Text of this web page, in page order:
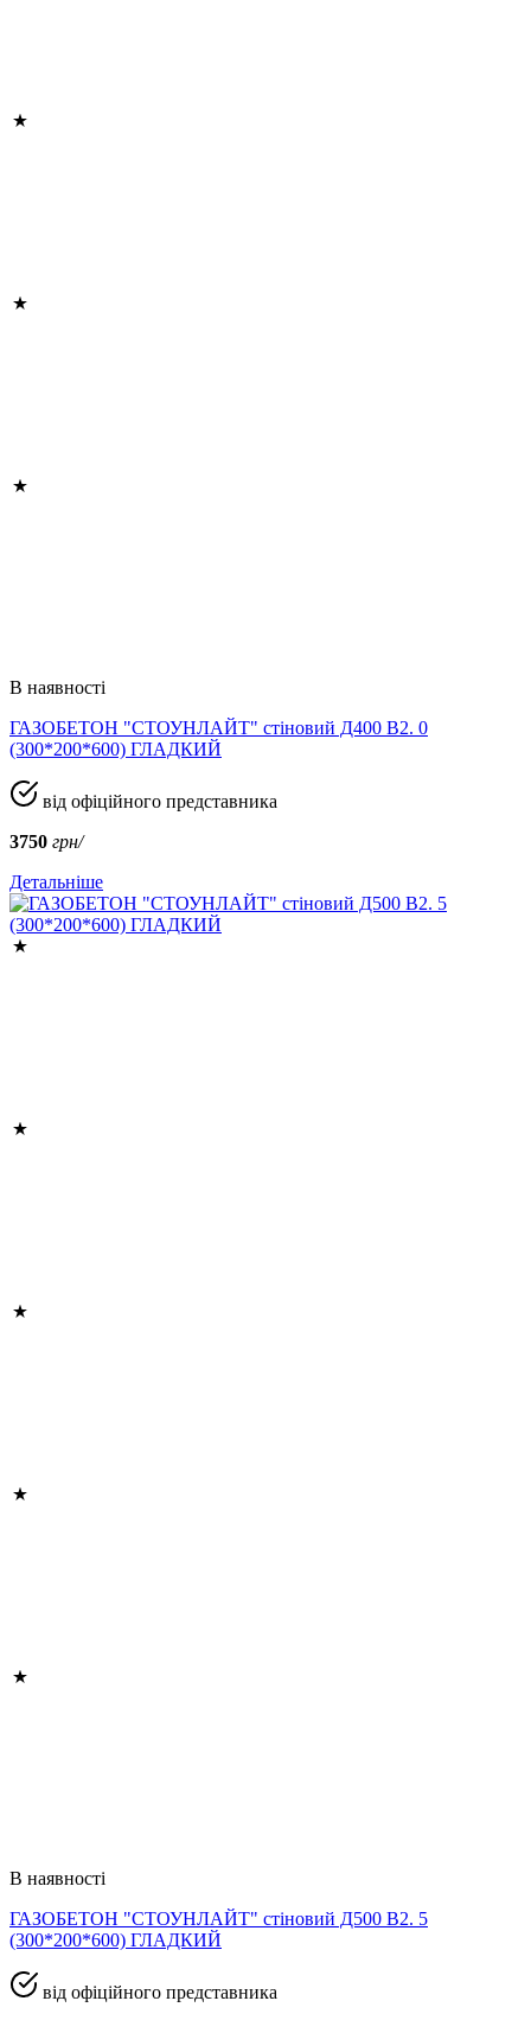
В наявності
ГАЗОБЕТОН "СТОУНЛАЙТ" стіновий Д400 В2. 0
(300*200*600) ГЛАДКИЙ
від офіційного представника
3750 грн/
Детальніше
В наявності
ГАЗОБЕТОН "СТОУНЛАЙТ" стіновий Д500 В2. 5
(300*200*600) ГЛАДКИЙ
від офіційного представника